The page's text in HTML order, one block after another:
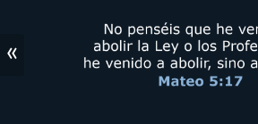
«